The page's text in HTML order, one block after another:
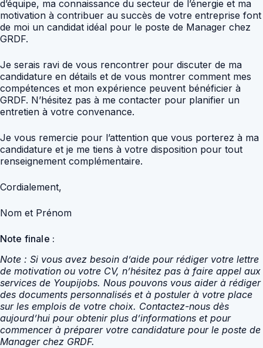
d’équipe, ma connaissance du secteur de l’énergie et ma
motivation à contribuer au succès de votre entreprise font
de moi un candidat idéal pour le poste de Manager chez
GRDF.
Je serais ravi de vous rencontrer pour discuter de ma
candidature en détails et de vous montrer comment mes
compétences et mon expérience peuvent bénéficier à
GRDF. N’hésitez pas à me contacter pour planifier un
entretien à votre convenance.
Je vous remercie pour l’attention que vous porterez à ma
candidature et je me tiens à votre disposition pour tout
renseignement complémentaire.
Cordialement,
Nom et Prénom
Note finale :
Note : Si vous avez besoin d’aide pour rédiger votre lettre
de motivation ou votre CV, n’hésitez pas à faire appel aux
services de Youpijobs. Nous pouvons vous aider à rédiger
des documents personnalisés et à postuler à votre place
sur les emplois de votre choix. Contactez-nous dès
aujourd’hui pour obtenir plus d’informations et pour
commencer à préparer votre candidature pour le poste de
Manager chez GRDF.